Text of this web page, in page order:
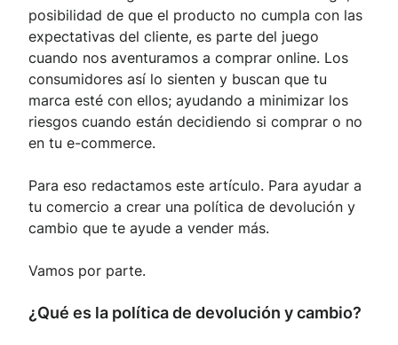
posibilidad de que el producto no cumpla con las
expectativas del cliente, es parte del juego
cuando nos aventuramos a comprar online. Los
consumidores así lo sienten y buscan que tu
marca esté con ellos; ayudando a minimizar los
riesgos cuando están decidiendo si comprar o no
en tu e-commerce.
Para eso redactamos este artículo. Para ayudar a
tu comercio a crear una política de devolución y
cambio que te ayude a vender más.
Vamos por parte.
¿Qué es la política de devolución y cambio?